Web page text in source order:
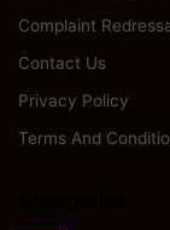
Complaint
Contact Us
Privacy Policy
Terms And